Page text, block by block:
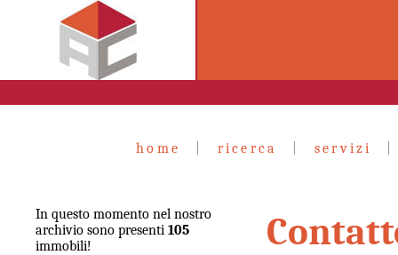
home ricerca |servizi
In questo momento nel nostro
archivio sono presenti 105
immobili!